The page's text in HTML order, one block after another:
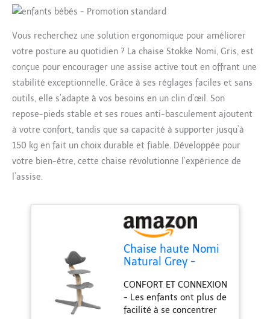
Vous recherchez une solution ergonomique pour améliorer
votre posture au quotidien ? La chaise Stokke Nomi, Gris, est
conçue pour encourager une assise active tout en offrant une
stabilité exceptionnelle. Grâce à ses réglages faciles et sans
outils, elle s’adapte à vos besoins en un clin d’œil. Son
repose-pieds stable et ses roues anti-basculement ajoutent
à votre confort, tandis que sa capacité à supporter jusqu’à
150 kg en fait un choix durable et fiable. Développée pour
votre bien-être, cette chaise révolutionne l’expérience de
l’assise.
Chaise haute Nomi
Natural Grey -
CONFORT ET CONNEXION
- Les enfants ont plus de
facilité à se concentrer